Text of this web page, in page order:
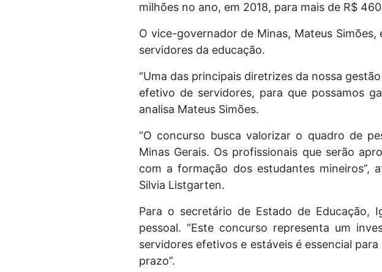
milhões no ano, em 2018, para mais de R$
O vice-governador de Minas, Mateus
servidores da educação.
“Uma das principais diretrizes da nossa
efetivo de servidores, para que possamos
analisa Mateus Simões.
“O concurso busca valorizar o quadro de
Minas Gerais. Os profissionais que serão
com a formação dos estudantes mineiros”,
Silvia Listgarten.
Para o secretário de Estado de Educação,
pessoal. “Este concurso representa um
servidores efetivos e estáveis é essencial
prazo”.